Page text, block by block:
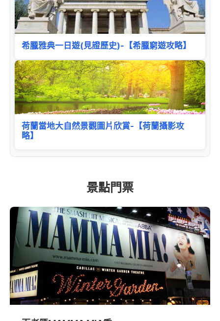
希臘雅典一日遊(見證歷史)-【希臘窮遊攻略】
荷蘭當地大自然景觀圖片欣賞-【荷蘭攝影攻
略】
景點門票